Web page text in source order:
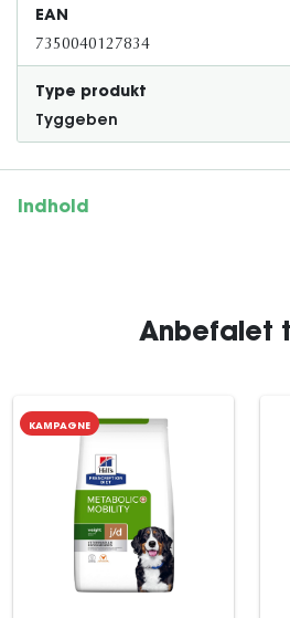
EAN
7350040127834
Type produkt
Tyggeben
Indhold
Anbefalet
KAMPAGNE